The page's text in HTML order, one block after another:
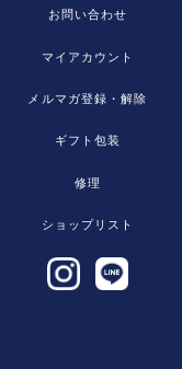
お問い合わせ
マイアカウント
メルマガ登録・解除
ギフト包装
修理
ショップリスト